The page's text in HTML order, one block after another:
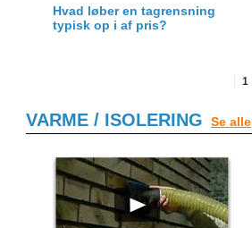
Hvad løber en tagrensning
typisk op i af pris?
1
VARME / ISOLERING Se alle